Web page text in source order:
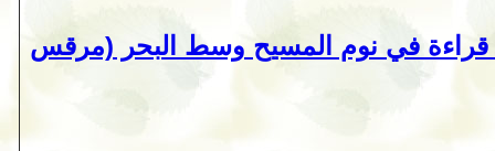
قراءة في نوم المسيح وسط البحر (مرقس